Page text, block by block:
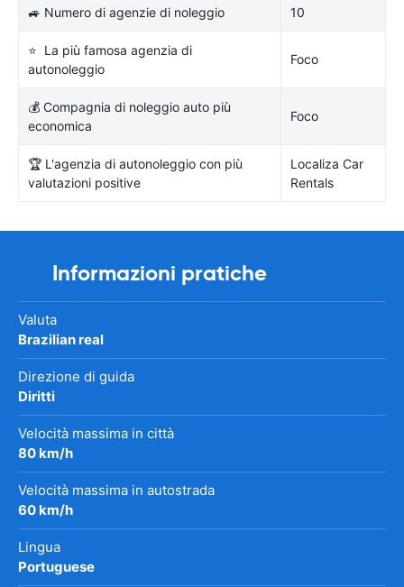
🚙 Numero di agenzie di noleggio 10
⭐ La più famosa agenzia di
autonoleggio
Foco
💰 Compagnia di noleggio auto più
economica
Foco
🏆 L'agenzia di autonoleggio con più
valutazioni positive
Localiza Car
Rentals
Informazioni pratiche
Valuta
Brazilian real
Direzione di guida
Diritti
Velocità massima in città
80 km/h
Velocità massima in autostrada
60 km/h
Lingua
Portuguese